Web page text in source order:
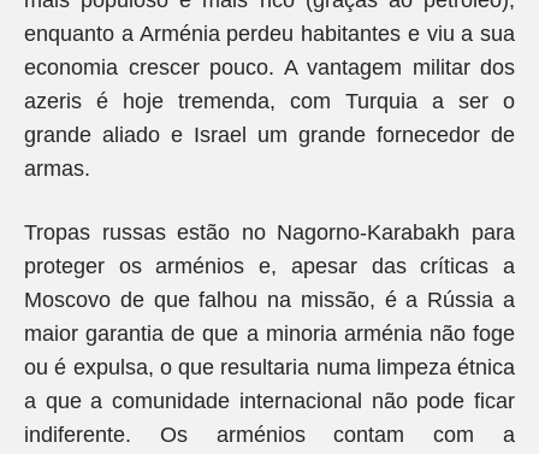
enquanto a Arménia perdeu habitantes e viu a sua
economia crescer pouco. A vantagem militar dos
azeris é hoje tremenda, com Turquia a ser o
grande aliado e Israel um grande fornecedor de
armas.
Tropas russas estão no Nagorno-Karabakh para
proteger os arménios e, apesar das críticas a
Moscovo de que falhou na missão, é a Rússia a
maior garantia de que a minoria arménia não foge
ou é expulsa, o que resultaria numa limpeza étnica
a que a comunidade internacional não pode ficar
indiferente. Os arménios contam com a